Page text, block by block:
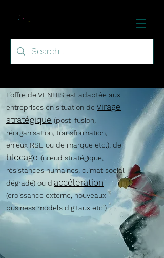
L’offre de VENHIS est adaptée aux
entreprises en situation de virage
stratégique (post-fusion,
réorganisation, transformation,
enjeux RSE ou de marque etc.), de
blocage (nœud stratégique,
résistances humaines, climat social
dégradé) ou d'accélération
(croissance externe, nouveaux
business models digitaux etc.)